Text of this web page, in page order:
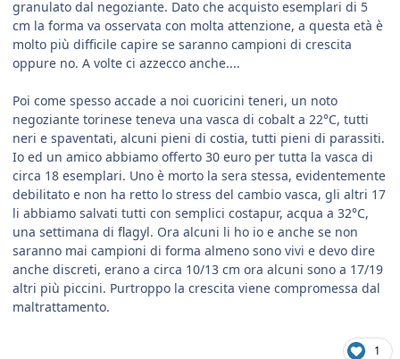
granulato dal negoziante. Dato che acquisto esemplari di 5
cm la forma va osservata con molta attenzione, a questa età è
molto più difficile capire se saranno campioni di crescita
oppure no. A volte ci azzecco anche....
Poi come spesso accade a noi cuoricini teneri, un noto
negoziante torinese teneva una vasca di cobalt a 22°C, tutti
neri e spaventati, alcuni pieni di costia, tutti pieni di parassiti.
Io ed un amico abbiamo offerto 30 euro per tutta la vasca di
circa 18 esemplari. Uno è morto la sera stessa, evidentemente
debilitato e non ha retto lo stress del cambio vasca, gli altri 17
li abbiamo salvati tutti con semplici costapur, acqua a 32°C,
una settimana di flagyl. Ora alcuni li ho io e anche se non
saranno mai campioni di forma almeno sono vivi e devo dire
anche discreti, erano a circa 10/13 cm ora alcuni sono a 17/19
altri più piccini. Purtroppo la crescita viene compromessa dal
maltrattamento.
1